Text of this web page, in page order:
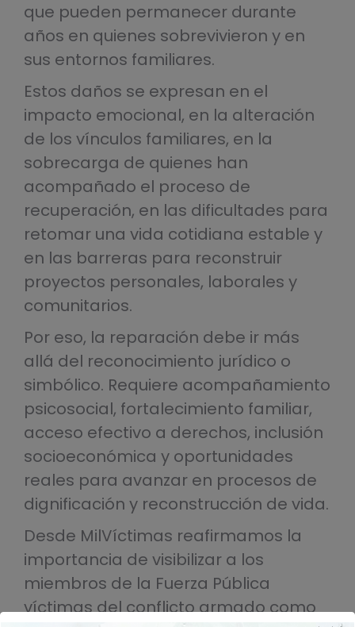
que pueden permanecer durante
años en quienes sobrevivieron y en
sus entornos familiares.
Estos daños se expresan en el
impacto emocional, en la alteración
de los vínculos familiares, en la
sobrecarga de quienes han
acompañado el proceso de
recuperación, en las dificultades para
retomar una vida cotidiana estable y
en las barreras para reconstruir
proyectos personales, laborales y
comunitarios.
Por eso, la reparación debe ir más
allá del reconocimiento jurídico o
simbólico. Requiere acompañamiento
psicosocial, fortalecimiento familiar,
acceso efectivo a derechos, inclusión
socioeconómica y oportunidades
reales para avanzar en procesos de
dignificación y reconstrucción de vida.
Desde MilVíctimas reafirmamos la
importancia de visibilizar a los
miembros de la Fuerza Pública
víctimas del conflicto armado como